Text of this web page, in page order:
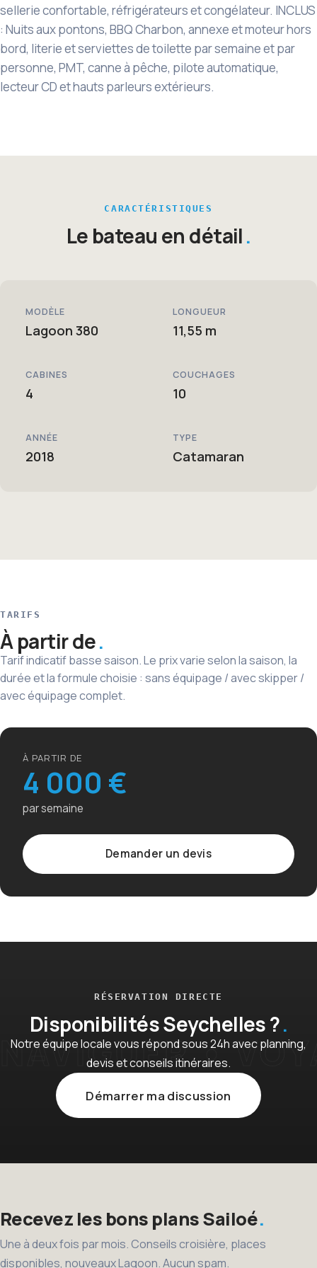
sellerie confortable, réfrigérateurs et congélateur. INCLUS
: Nuits aux pontons, BBQ Charbon, annexe et moteur hors
bord, literie et serviettes de toilette par semaine et par
personne, PMT, canne à pêche, pilote automatique,
lecteur CD et hauts parleurs extérieurs.
CARACTÉRISTIQUES
Le bateau en détail
MODÈLE
Lagoon 380
LONGUEUR
11,55 m
CABINES
4
COUCHAGES
10
ANNÉE
2018
TYPE
Catamaran
TARIFS
À partir de
Tarif indicatif basse saison. Le prix varie selon la saison, la
durée et la formule choisie : sans équipage / avec skipper /
avec équipage complet.
À PARTIR DE
4 000 €
par semaine
Demander un devis
RÉSERVATION DIRECTE
Disponibilités Seychelles ?
Notre équipe locale vous répond sous 24h avec planning,
devis et conseils itinéraires.
Démarrer ma discussion
Recevez les bons plans Sailoé
Une à deux fois par mois. Conseils croisière, places
disponibles, nouveaux Lagoon. Aucun spam.